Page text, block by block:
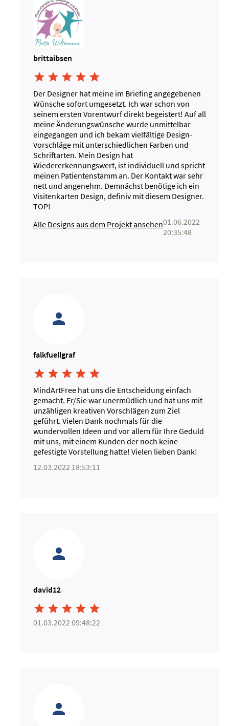
brittaibsen
    
Der Designer hat meine im Briefing angegebenen
Wünsche sofort umgesetzt. Ich war schon von
seinem ersten Vorentwurf direkt begeistert! Auf all
meine Änderungswünsche wurde unmittelbar
eingegangen und ich bekam vielfältige Design-
Vorschläge mit unterschiedlichen Farben und
Schriftarten. Mein Design hat
Wiedererkennungswert, ist individuell und spricht
meinen Patientenstamm an. Der Kontakt war sehr
nett und angenehm. Demnächst benötige ich ein
Visitenkarten Design, definiv mit diesem Designer.
TOP!
Alle Designs aus dem Projekt ansehen01.06.2022
20:35:48
falkfuellgraf
    
MindArtFree hat uns die Entscheidung einfach
gemacht. Er/Sie war unermüdlich und hat uns mit
unzähligen kreativen Vorschlägen zum Ziel
geführt. Vielen Dank nochmals für die
wundervollen Ideen und vor allem für Ihre Geduld
mit uns, mit einem Kunden der noch keine
gefestigte Vorstellung hatte! Vielen lieben Dank!
12.03.2022 18:53:11
david12
    
01.03.2022 09:48:22